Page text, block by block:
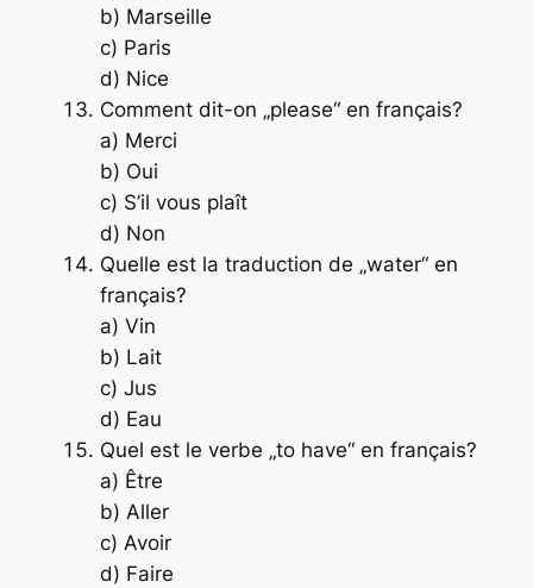
b) Marseille
c) Paris
d) Nice
Comment dit-on „please“ en français?
a) Merci
b) Oui
c) S’il vous plaît
d) Non
Quelle est la traduction de „water“ en
français?
a) Vin
b) Lait
c) Jus
d) Eau
Quel est le verbe „to have“ en français?
a) Être
b) Aller
c) Avoir
d) Faire